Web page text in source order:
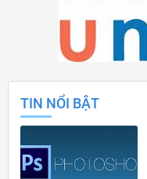
TIN NỔI BẬT